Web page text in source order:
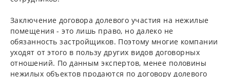
Заключение договора долевого участия на нежилые
помещения - это лишь право, но далеко не
обязанность застройщиков. Поэтому многие компании
уходят от этого в пользу других видов договорных
отношений. По данным экспертов, менее половины
нежилых объектов продаются по договору долевого